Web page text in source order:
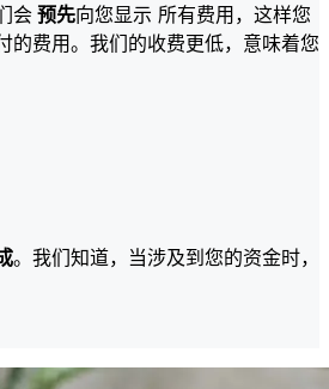
会 预先向您显示 所有费用，这样您
的费用。我们的收费更低，意味着您
。我们知道，当涉及到您的资金时，